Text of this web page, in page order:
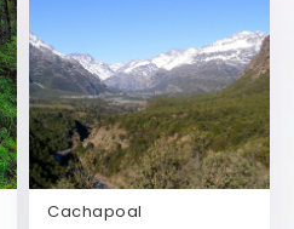
Cachapoal